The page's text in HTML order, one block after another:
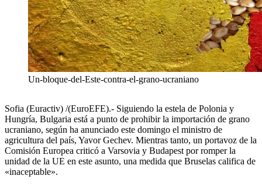
Un-bloque-del-Este-contra-el-grano-ucraniano
Sofia (Euractiv) /(EuroEFE).- Siguiendo la estela de Polonia y
Hungría, Bulgaria está a punto de prohibir la importación de grano
ucraniano, según ha anunciado este domingo el ministro de
agricultura del país, Yavor Gechev. Mientras tanto, un portavoz de la
Comisión Europea criticó a Varsovia y Budapest por romper la
unidad de la UE en este asunto, una medida que Bruselas califica de
«inaceptable».